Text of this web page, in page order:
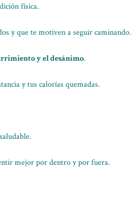
física.
y que te motiven a seguir caminando.
y el desánimo.
y tus calorías quemadas.
mejor por dentro y por fuera.